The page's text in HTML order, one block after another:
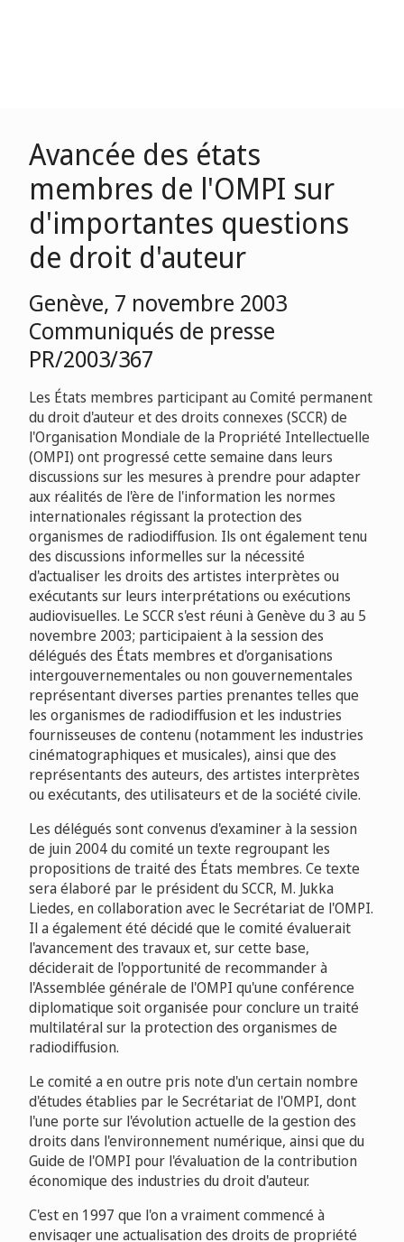
Avancée des états
membres de l'OMPI sur
d'importantes questions
de droit d'auteur
Genève, 7 novembre 2003
Communiqués de presse
PR/2003/367
Les États membres participant au Comité permanent
du droit d'auteur et des droits connexes (SCCR) de
l'Organisation Mondiale de la Propriété Intellectuelle
(OMPI) ont progressé cette semaine dans leurs
discussions sur les mesures à prendre pour adapter
aux réalités de l'ère de l'information les normes
internationales régissant la protection des
organismes de radiodiffusion. Ils ont également tenu
des discussions informelles sur la nécessité
d'actualiser les droits des artistes interprètes ou
exécutants sur leurs interprétations ou exécutions
audiovisuelles. Le SCCR s'est réuni à Genève du 3 au 5
novembre 2003; participaient à la session des
délégués des États membres et d'organisations
intergouvernementales ou non gouvernementales
représentant diverses parties prenantes telles que
les organismes de radiodiffusion et les industries
fournisseuses de contenu (notamment les industries
cinématographiques et musicales), ainsi que des
représentants des auteurs, des artistes interprètes
ou exécutants, des utilisateurs et de la société civile.
Les délégués sont convenus d'examiner à la session
de juin 2004 du comité un texte regroupant les
propositions de traité des États membres. Ce texte
sera élaboré par le président du SCCR, M. Jukka
Liedes, en collaboration avec le Secrétariat de l'OMPI.
Il a également été décidé que le comité évaluerait
l'avancement des travaux et, sur cette base,
déciderait de l'opportunité de recommander à
l'Assemblée générale de l'OMPI qu'une conférence
diplomatique soit organisée pour conclure un traité
multilatéral sur la protection des organismes de
radiodiffusion.
Le comité a en outre pris note d'un certain nombre
d'études établies par le Secrétariat de l'OMPI, dont
l'une porte sur l'évolution actuelle de la gestion des
droits dans l'environnement numérique, ainsi que du
Guide de l'OMPI pour l'évaluation de la contribution
économique des industries du droit d'auteur.
C'est en 1997 que l'on a vraiment commencé à
envisager une actualisation des droits de propriété